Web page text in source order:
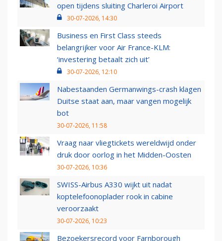
open tijdens sluiting Charleroi Airport
30-07-2026, 14:30
Business en First Class steeds
belangrijker voor Air France-KLM:
‘investering betaalt zich uit’
30-07-2026, 12:10
Nabestaanden Germanwings-crash klagen
Duitse staat aan, maar vangen mogelijk
bot
30-07-2026, 11:58
Vraag naar vliegtickets wereldwijd onder
druk door oorlog in het Midden-Oosten
30-07-2026, 10:36
SWISS-Airbus A330 wijkt uit nadat
koptelefoonoplader rook in cabine
veroorzaakt
30-07-2026, 10:23
Bezoekersrecord voor Farnborough